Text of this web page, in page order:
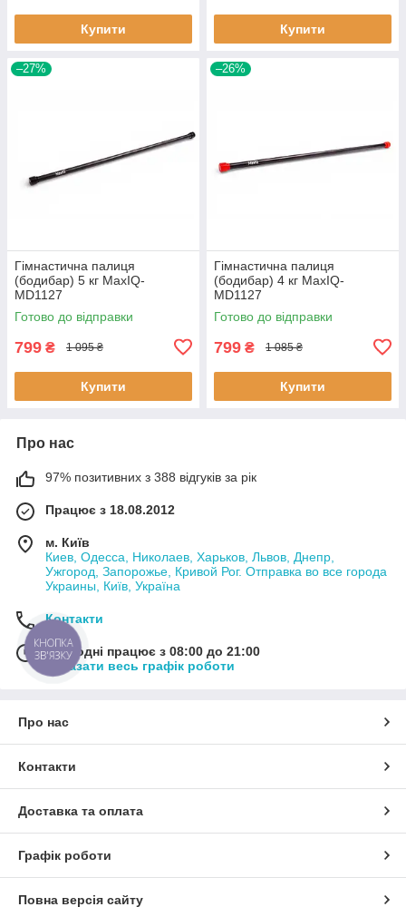
Купити Купити
–27%
Гімнастична палиця
(бодибар) 5 кг MaxIQ-
MD1127
Готово до відправки
799 ₴ 1 095 ₴
Купити
–26%
Гімнастична палиця
(бодибар) 4 кг MaxIQ-
MD1127
Готово до відправки
799 ₴ 1 085 ₴
Купити
Про нас
97% позитивних з 388 відгуків за рік
Працює з 18.08.2012
м. Київ
Киев, Одесса, Николаев, Харьков, Львов, Днепр,
Ужгород, Запорожье, Кривой Рог. Отправка во все города
Украины, Київ, Україна
Контакти
Сьогодні працює з 08:00 до 21:00
Показати весь графік роботи
Про нас
Контакти
Доставка та оплата
Графік роботи
Повна версія сайту
КНОПКА
ЗВ'ЯЗКУ